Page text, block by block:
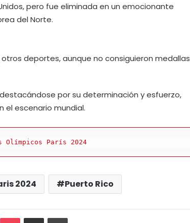
pero fue eliminada en un emocionante
del Norte.
deportes, aunque no consiguieron medallas
por su determinación y esfuerzo,
escenario mundial.
París 2024
2024 Puerto Rico
PocketShare via Email Print